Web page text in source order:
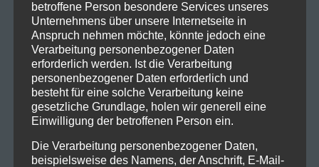
fields are marked *
Kommentar*
Name*
betroffene Person besondere Services unseres
Unternehmens über unsere Internetseite in
Anspruch nehmen möchte, könnte jedoch eine
Verarbeitung personenbezogener Daten
erforderlich werden. Ist die Verarbeitung
personenbezogener Daten erforderlich und
besteht für eine solche Verarbeitung keine
gesetzliche Grundlage, holen wir generell eine
Einwilligung der betroffenen Person ein.
Die Verarbeitung personenbezogener Daten,
beispielsweise des Namens, der Anschrift, E-Mail-